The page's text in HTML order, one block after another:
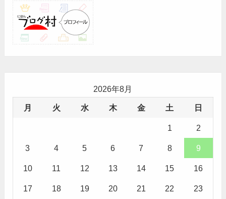
2026年8月
月 火 水 木 金 土 日
1 2
3 4 5 6 7 8 9
10 11 12 13 14 15 16
17 18 19 20 21 22 23